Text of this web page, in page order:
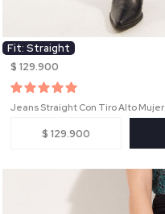
Fit: Straight
$ 129.900
Jeans Straight Con Tiro Alto Mujer
$ 129.900